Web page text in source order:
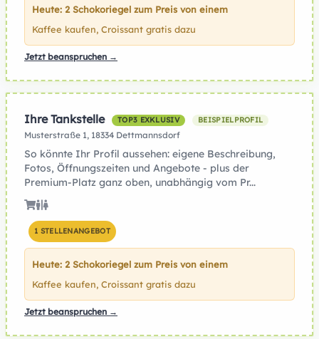
Heute: 2 Schokoriegel zum Preis von einem
Kaffee kaufen, Croissant gratis dazu
Jetzt beanspruchen →
Ihre Tankstelle TOP3 EXKLUSIV BEISPIELPROFIL
Musterstraße 1, 18334 Dettmannsdorf
So könnte Ihr Profil aussehen: eigene Beschreibung,
Fotos, Öffnungszeiten und Angebote - plus der
Premium-Platz ganz oben, unabhängig vom Pr...
1 STELLENANGEBOT
Heute: 2 Schokoriegel zum Preis von einem
Kaffee kaufen, Croissant gratis dazu
Jetzt beanspruchen →